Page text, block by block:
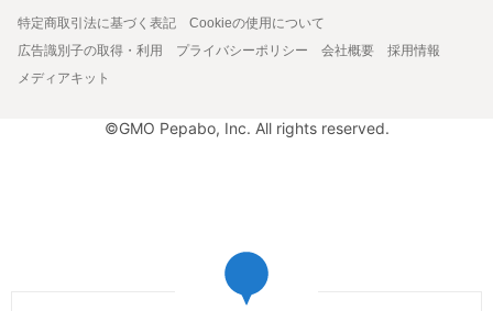
特定商取引法に基づく表記
Cookieの使用について
広告識別子の取得・利用
プライバシーポリシー 会社概要
採用情報
メディアキット
©GMO Pepabo, Inc. All rights reserved.